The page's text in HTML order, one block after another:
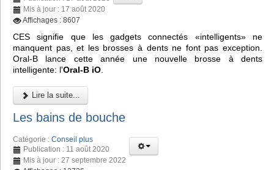
Mis à jour : 17 août 2020
Affichages : 8607
CES signifie que les gadgets connectés «intelligents» ne
manquent pas, et les brosses à dents ne font pas exception.
Oral-B lance cette année une nouvelle brosse à dents
intelligente: l'Oral-B iO
Lire la suite...
Les bains de bouche
Catégorie : Conseil plus
Publication : 11 août 2020
Mis à jour : 27 septembre 2022